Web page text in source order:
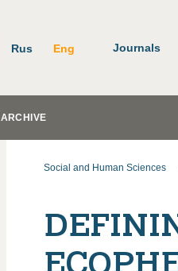
Rus Eng Journals
ARCHIVE
Social and Human Sciences